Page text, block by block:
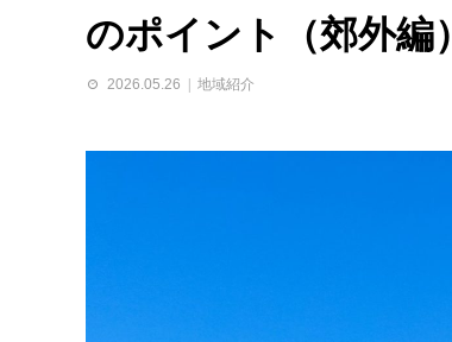
のポイント（郊外編）
2026.05.26 地域紹介